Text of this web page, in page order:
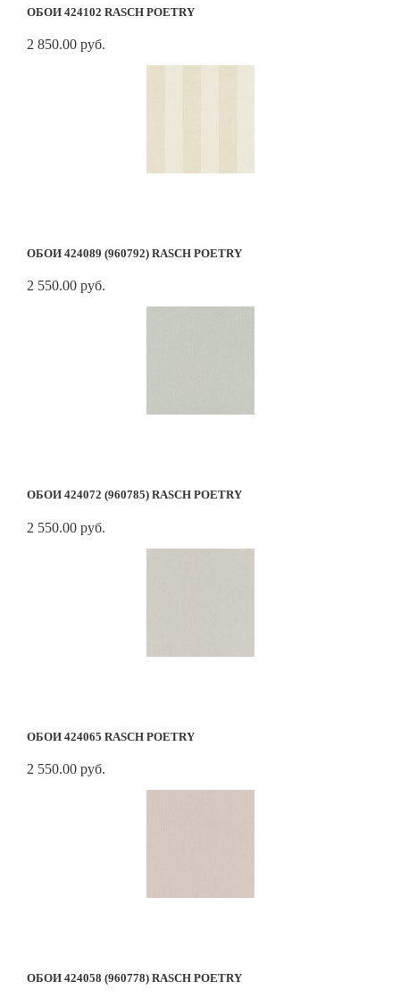
ОБОИ 424102 RASCH POETRY
2 850.00 руб.
ОБОИ 424089 (960792) RASCH POETRY
2 550.00 руб.
ОБОИ 424072 (960785) RASCH POETRY
2 550.00 руб.
ОБОИ 424065 RASCH POETRY
2 550.00 руб.
ОБОИ 424058 (960778) RASCH POETRY